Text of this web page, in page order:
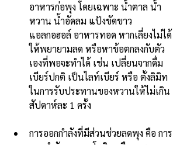
อาหารก่อพุง โดยเฉพาะ น้ำตาล น้ำ
หวาน น้ำอัดลม แป้งขัดขาว
แอลกอฮอล์ อาหารทอด หากเลี่ยงไม่ได้
ให้พยายามลด หรือหาข้อตกลงกับตัว
เองที่พอจะทำได้ เช่น เปลี่ยนจากดื่ม
เบียร์ปกติ เป็นไลท์เบียร์ หรือ ตั้งลิมิท
ในการรับประทานของหวานให้ไม่เกิน
สัปดาห์ละ 1 ครั้ง
การออกกำลังที่มีส่วนช่วยลดพุง คือ การ